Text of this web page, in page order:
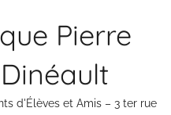
Pierre
d'Élèves et Amis – 3 ter rue